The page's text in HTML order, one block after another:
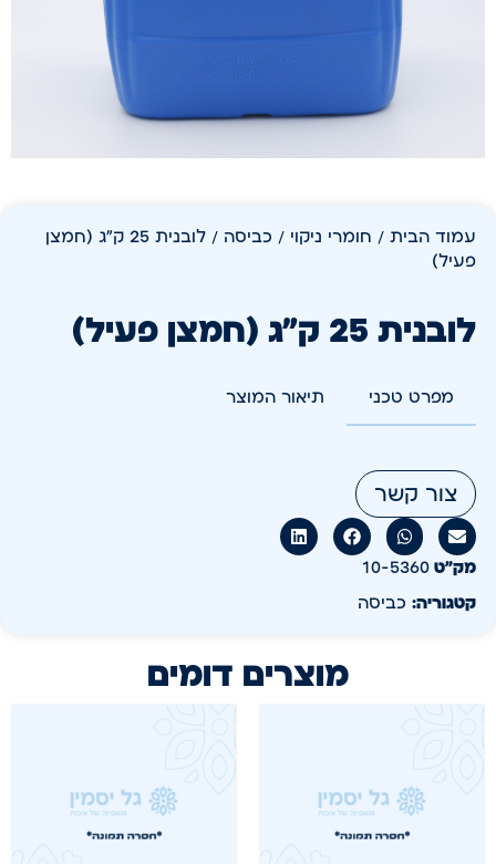
עמוד הבית / חומרי ניקוי / כביסה
/ לובנית 25 ק"ג (חמצן
פעיל)
לובנית 25 ק"ג (חמצן פעיל)
מפרט טכני תיאור המוצר
צור קשר
מק״ט 10-5360
קטגוריה: כביסה
מוצרים דומים